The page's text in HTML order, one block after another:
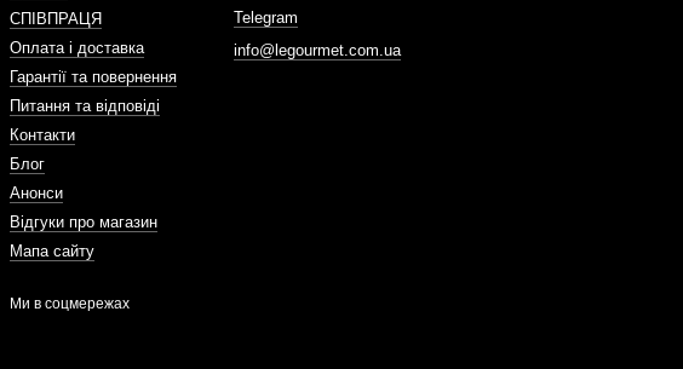
СПІВПРАЦЯ
Оплата і доставка
Гарантії та повернення
Питання та відповіді
Контакти
Блог
Анонси
Відгуки про магазин
Мапа сайту
Ми в соцмережах
Telegram
info@legourmet.com.ua